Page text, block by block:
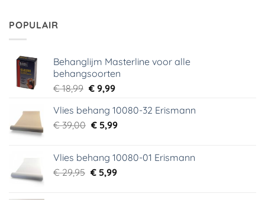
POPULAIR
Behanglijm Masterline voor alle
behangsoorten
€18,99 Oorspronkelijke
was:
€ 18,99.
€9,99Huidige
is:
€ 9,99.
Vlies behang 10080-32 Erismann
€39,00 Oorspronkelijke
€ 39,00.
€5,99Huidige
€ 5,99.
Vlies behang 10080-01 Erismann
€29,95 Oorspronkelijke
€5,99Huidige